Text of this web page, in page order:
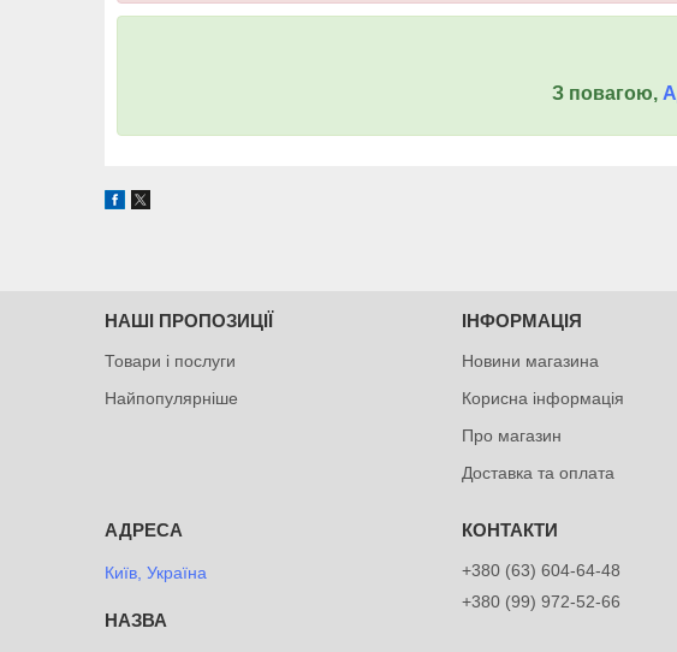
З повагою,
НАШІ ПРОПОЗИЦІЇ
Товари і послуги
Найпопулярніше
ІНФОРМАЦІЯ
Новини магазина
Корисна інформація
Про магазин
Доставка та оплата
Київ, Україна
+380 (63) 604-64-48
+380 (99) 972-52-66